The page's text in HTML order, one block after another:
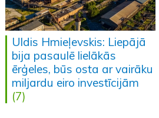
Uldis Hmieļevskis: Liepājā
bija pasaulē lielākās
ērģeles, būs osta ar vairāku
miljardu eiro investīcijām
(7)